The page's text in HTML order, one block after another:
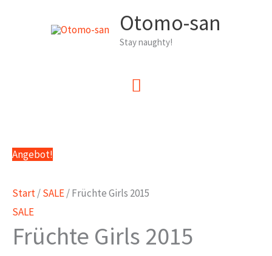
Otomo-san
Stay naughty!
Hauptmenü
Angebot!
Start/SALE/ Früchte Girls 2015
SALE
Früchte Girls 2015